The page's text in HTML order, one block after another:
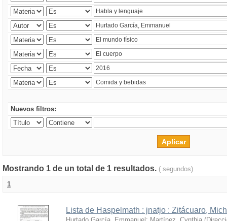
Nuevos filtros:
Mostrando 1 de un total de 1 resultados. ( segundos)
1
Lista de Haspelmath : jnatjo : Zitácuaro,